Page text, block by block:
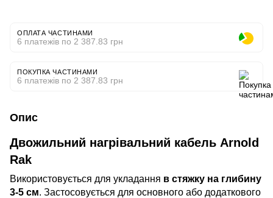
ОПЛАТА ЧАСТИНАМИ
6 платежів по 2 387.83 грн
ПОКУПКА ЧАСТИНАМИ
6 платежів по 2 387.83 грн
Опис
Двожильний нагрівальний кабель Arnold
Rak
Використовується для укладання в стяжку на глибину
3-5 см. Застосовується для основного або додаткового